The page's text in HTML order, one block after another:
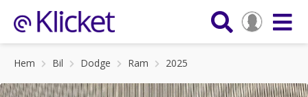
Hem Bil Dodge Ram 2025